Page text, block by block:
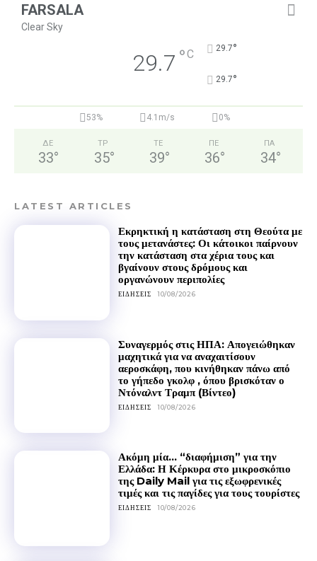
FARSALA
Clear Sky
29.7 °C 29.7°
29.7°
53% 4.1m/s 0%
ΔΕ
33°
ΤΡ
35°
ΤΕ
39°
ΠΕ
36°
ΠΑ
34°
LATEST ARTICLES
Εκρηκτική η κατάσταση στη Θεούτα με
τους μετανάστες: Οι κάτοικοι παίρνουν
την κατάσταση στα χέρια τους και
βγαίνουν στους δρόμους και
οργανώνουν περιπολίες
ΕΙΔΉΣΕΙΣ 10/08/2026
Συναγερμός στις ΗΠΑ: Απογειώθηκαν
μαχητικά για να αναχαιτίσουν
αεροσκάφη, που κινήθηκαν πάνω από
το γήπεδο γκολφ , όπου βρισκόταν ο
Ντόναλντ Τραμπ (Βίντεο)
ΕΙΔΉΣΕΙΣ 10/08/2026
Ακόμη μία… “διαφήμιση” για την
Ελλάδα: Η Κέρκυρα στο μικροσκόπιο
της Daily Mail για τις εξωφρενικές
τιμές και τις παγίδες για τους τουρίστες
ΕΙΔΉΣΕΙΣ 10/08/2026